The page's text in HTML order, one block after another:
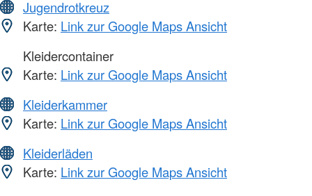
Jugendrotkreuz
Karte: Link zur Google Maps Ansicht
Kleidercontainer
Karte: Link zur Google Maps Ansicht
Kleiderkammer
Karte: Link zur Google Maps Ansicht
Kleiderläden
Karte: Link zur Google Maps Ansicht